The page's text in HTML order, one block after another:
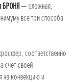
БРОНЯ— сложная,
все три способа
соответственно
счет своей
на конвекцию и